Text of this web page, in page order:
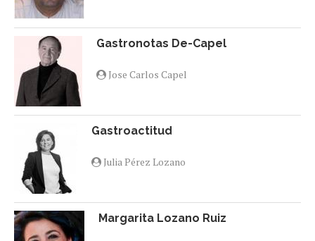
Gastronotas De-Capel
Jose Carlos Capel
Gastroactitud
Julia Pérez Lozano
Margarita Lozano Ruiz